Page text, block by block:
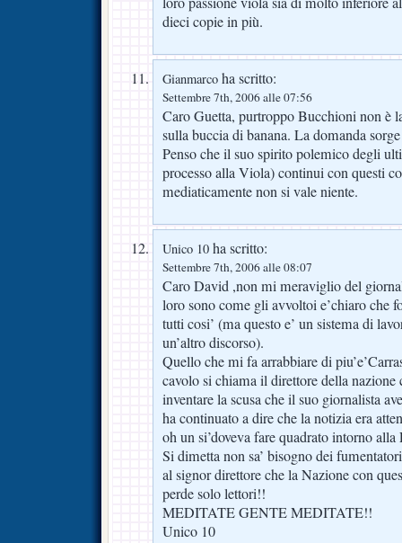
dieci copie in più.
Gianmarco ha scritto:
Settembre 7th, 2006 alle 07:56
Caro Guetta, purtroppo Bucchioni non è
sulla buccia di banana. La domanda
Penso che il suo spirito polemico degli
processo alla Viola) continui con questi
mediaticamente non si vale niente.
Unico 10 ha scritto:
Settembre 7th, 2006 alle 08:07
Caro David ,non mi meraviglio del
loro sono come gli avvoltoi e’chiaro che
tutti cosi’ (ma questo e’ un sistema di
un’altro discorso).
Quello che mi fa arrabbiare di
cavolo si chiama il direttore della nazione
inventare la scusa che il suo giornalista
ha continuato a dire che la notizia era
oh un si’doveva fare quadrato intorno
Si dimetta non sa’ bisogno dei
al signor direttore che la Nazione con
perde solo lettori!!
MEDITATE GENTE MEDITATE!!
Unico 10